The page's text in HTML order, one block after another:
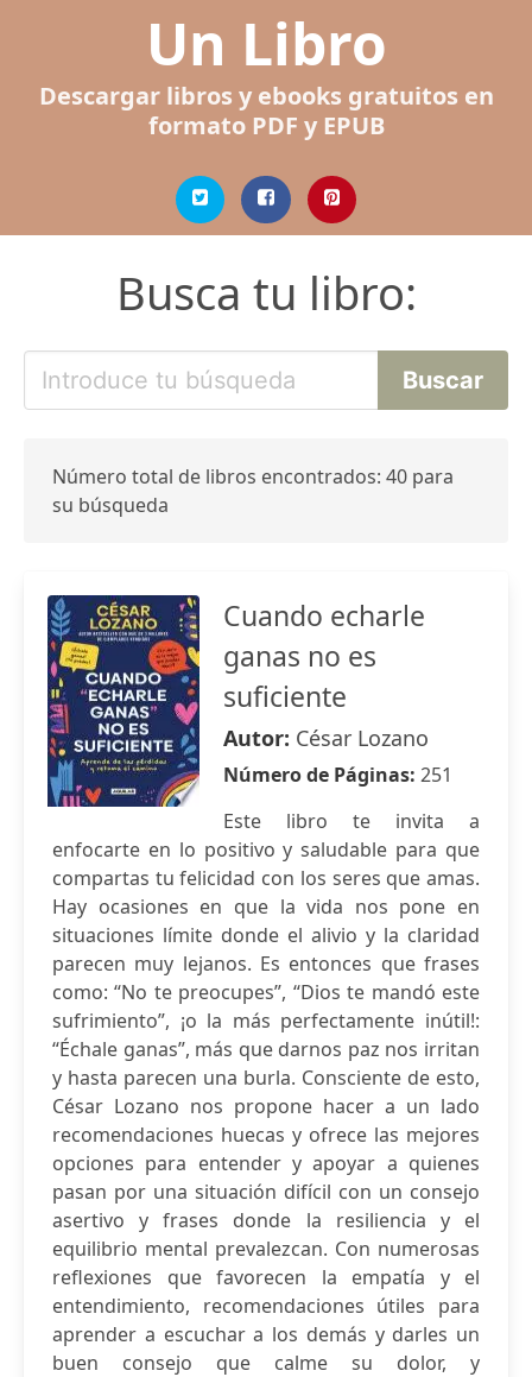
Un Libro
Descargar libros y ebooks gratuitos en
formato PDF y EPUB
Busca tu libro:
Número total de libros encontrados: 40 para
su búsqueda
Cuando echarle
ganas no es
suficiente
Autor: César Lozano
Número de Páginas: 251
Este libro te invita a
enfocarte en lo positivo y saludable para que
compartas tu felicidad con los seres que amas.
Hay ocasiones en que la vida nos pone en
situaciones límite donde el alivio y la claridad
parecen muy lejanos. Es entonces que frases
como: “No te preocupes”, “Dios te mandó este
sufrimiento”, ¡o la más perfectamente inútil!:
“Échale ganas”, más que darnos paz nos irritan
y hasta parecen una burla. Consciente de esto,
César Lozano nos propone hacer a un lado
recomendaciones huecas y ofrece las mejores
opciones para entender y apoyar a quienes
pasan por una situación difícil con un consejo
asertivo y frases donde la resiliencia y el
equilibrio mental prevalezcan. Con numerosas
reflexiones que favorecen la empatía y el
entendimiento, recomendaciones útiles para
aprender a escuchar a los demás y darles un
buen consejo que calme su dolor, y